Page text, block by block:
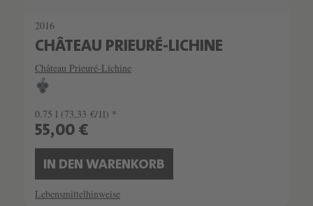
2016
CHÂTEAU PRIEURÉ-LICHINE
Château Prieuré-Lichine
0.75 l (73,33 €/1l) *
55,00 €
IN DEN WARENKORB
Lebensmittelhinweise